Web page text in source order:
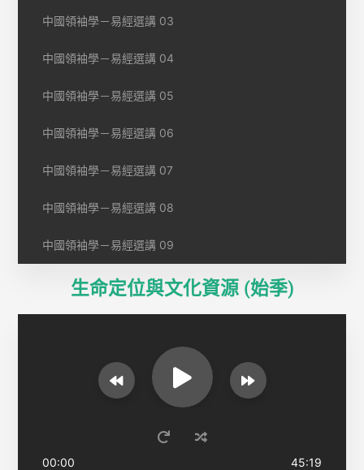
中國領袖學－易經選講 03
中國領袖學－易經選講 04
中國領袖學－易經選講 05
中國領袖學－易經選講 06
中國領袖學－易經選講 07
中國領袖學－易經選講 08
中國領袖學－易經選講 09
生命定位與文化資源 (始季)
00:00 45:19